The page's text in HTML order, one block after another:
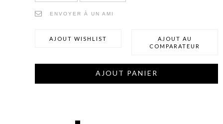
ENVOYER À UN AMI
AJOUT WISHLIST
AJOUT AU
COMPARATEUR
AJOUT PANIER